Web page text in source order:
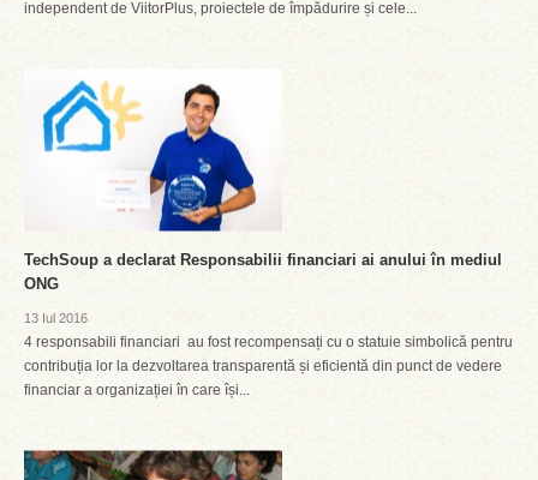
independent de ViitorPlus, proiectele de împădurire și cele...
TechSoup a declarat Responsabilii financiari ai anului în mediul
ONG
13 Iul 2016
4 responsabili financiari au fost recompensați cu o statuie simbolică pentru
contribuția lor la dezvoltarea transparentă și eficientă din punct de vedere
financiar a organizației în care își...